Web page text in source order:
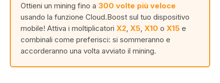
Ottieni un mining fino a 300 volte più veloce
usando la funzione Cloud.Boost sul tuo dispositivo
mobile! Attiva i moltiplicatori X2 X5 X10 o X15 e
combinali come preferisci: si sommeranno e
accorderanno una volta avviato il mining.